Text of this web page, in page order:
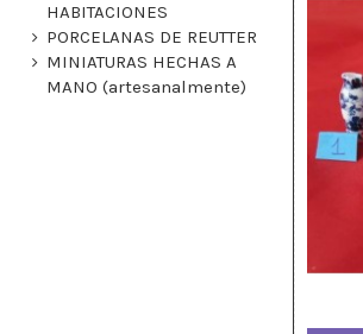
HABITACIONES
PORCELANAS DE REUTTER
MINIATURAS HECHAS A
MANO (artesanalmente)